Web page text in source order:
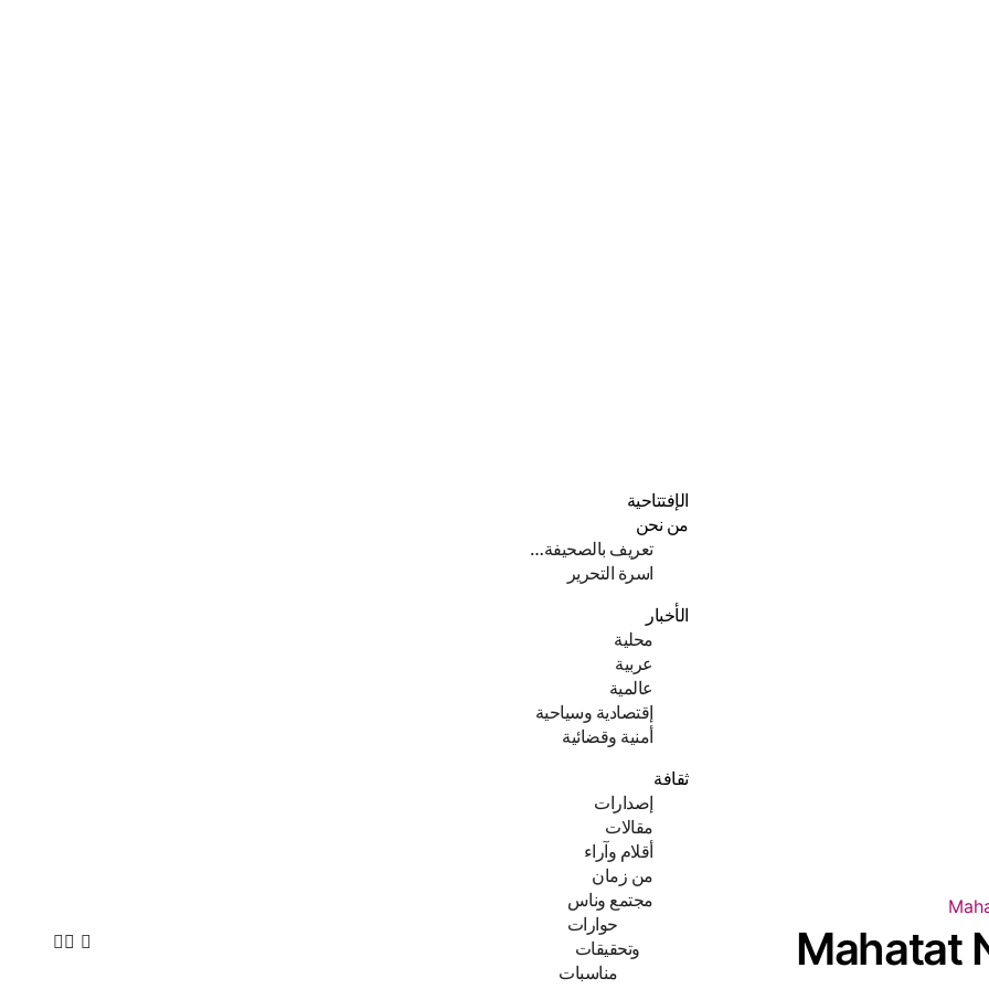
Mahatat
الإفتتاحية
من نحن
تعريف بالصحيفة…
اسرة التحرير
الأخبار
محلية
عربية
عالمية
إقتصادية وسياحية
أمنية وقضائية
ثقافة
إصدارات
مقالات
أقلام وآراء
من زمان
مجتمع وناس
حوارات
وتحقيقات
مناسبات